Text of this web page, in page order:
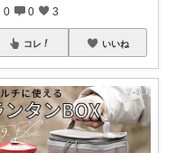
0 0 3
コレ いいね